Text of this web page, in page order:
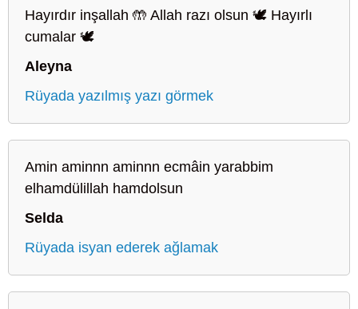
Hayırdır inşallah 🤲 Allah razı olsun 🕊️ Hayırlı
cumalar 🕊️
Aleyna
Rüyada yazılmış yazı görmek
Amin aminnn aminnn ecmâin yarabbim
elhamdülillah hamdolsun
Selda
Rüyada isyan ederek ağlamak